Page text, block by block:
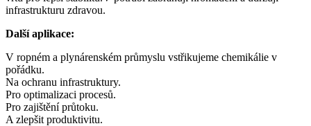
infrastrukturu zdravou.
Další aplikace:
V ropném a plynárenském průmyslu vstřikujeme chemikálie v
pořádku.
Na ochranu infrastruktury.
Pro optimalizaci procesů.
Pro zajištění průtoku.
A zlepšit produktivitu.